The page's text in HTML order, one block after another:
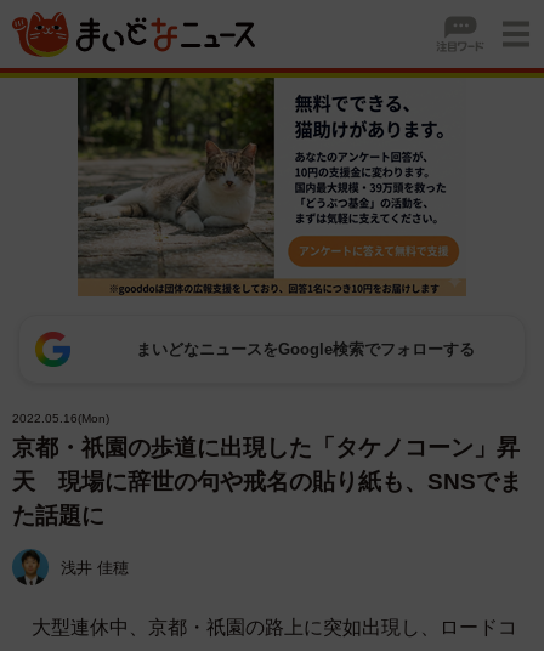
まいどなニュースをGoogle検索でフォローする
2022.05.16(Mon)
京都・祇園の歩道に出現した「タケノコーン」昇
天 現場に辞世の句や戒名の貼り紙も、SNSでま
た話題に
浅井 佳穂
大型連休中、京都・祇園の路上に突如出現し、ロードコ